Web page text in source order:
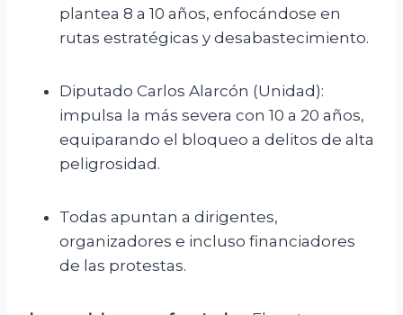
plantea 8 a 10 años, enfocándose en
rutas estratégicas y desabastecimiento.
Diputado Carlos Alarcón (Unidad):
impulsa la más severa con 10 a 20 años,
equiparando el bloqueo a delitos de alta
peligrosidad.
Todas apuntan a dirigentes,
organizadores e incluso financiadores
de las protestas.